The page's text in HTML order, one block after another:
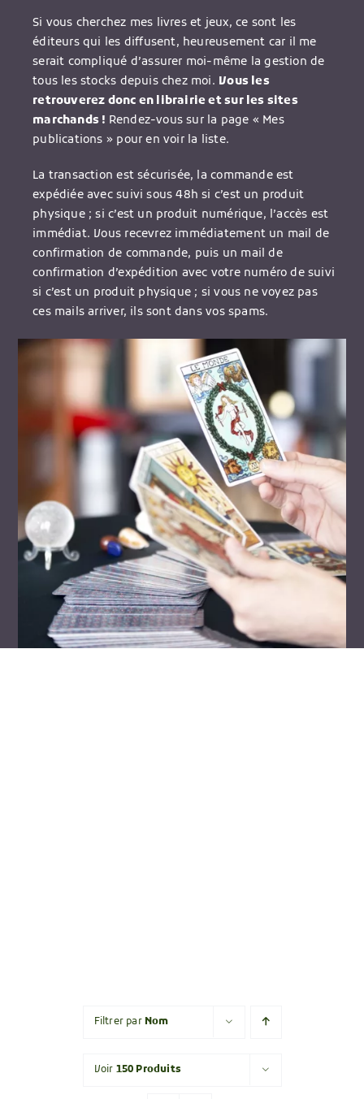
Si vous cherchez mes livres et jeux, ce sont les
éditeurs qui les diffusent, heureusement car il me
serait compliqué d’assurer moi-même la gestion de
tous les stocks depuis chez moi. Vous les
retrouverez donc en librairie et sur les sites
marchands ! Rendez-vous sur la page « Mes
publications » pour en voir la liste.
La transaction est sécurisée, la commande est
expédiée avec suivi sous 48h si c’est un produit
physique ; si c’est un produit numérique, l’accès est
immédiat. Vous recevrez immédiatement un mail de
confirmation de commande, puis un mail de
confirmation d’expédition avec votre numéro de suivi
si c’est un produit physique ; si vous ne voyez pas
ces mails arriver, ils sont dans vos spams.
Filtrer par Nom
Voir 150 Produits